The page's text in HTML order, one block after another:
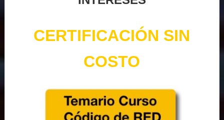
CERTIFICACIÓN SIN
COSTO